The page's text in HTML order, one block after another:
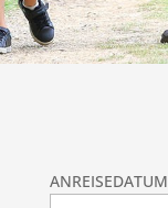
ANREISEDATUM